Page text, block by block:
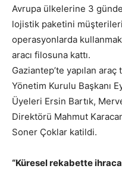
Avrupa ülkelerine 3
lojistik paketini
operasyonlarda
aracı filosuna kattı.
Gaziantep’te yapılan
Yönetim Kurulu Başkanı
Üyeleri Ersin Bartık,
Direktörü Mahmut
Soner Çoklar katildi.
“Küresel rekabette